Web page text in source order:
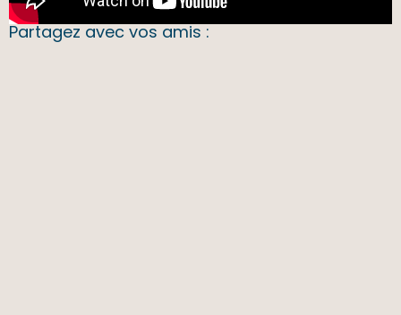
Partagez avec vos amis :